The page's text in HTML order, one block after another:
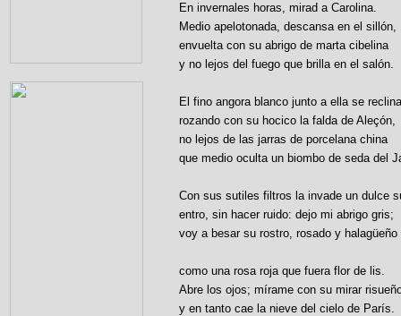
En invernales horas, mirad a Carolina.
Medio apelotonada, descansa en el sillón,
envuelta con su abrigo de marta cibelina
y no lejos del fuego que brilla en el salón.
El fino angora blanco junto a ella se
rozando con su hocico la falda de Aleçón,
no lejos de las jarras de porcelana china
que medio oculta un biombo de seda del
Con sus sutiles filtros la invade un dulce
entro, sin hacer ruido: dejo mi abrigo gris;
voy a besar su rostro, rosado y halagüeño
como una rosa roja que fuera flor de lis.
Abre los ojos; mírame con su mirar
y en tanto cae la nieve del cielo de París.